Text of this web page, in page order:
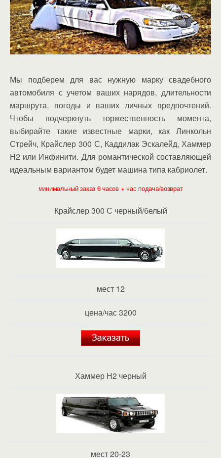
Мы подберем для вас нужную марку свадебного
автомобиля с учетом ваших нарядов, длительности
маршрута, погоды и ваших личных предпочтений.
Чтобы подчеркнуть торжественность момента,
выбирайте такие известные марки, как Линкольн
Стрейч, Крайслер 300 С, Каддилак Эскалейд, Хаммер
Н2 или Инфинити. Для романтической составляющей
идеальным вариантом будет машина типа кабриолет.
минимальный заказ 6 часов + час подача/возврат
Крайслер 300 С черный/белый
мест 12
цена/час 3200
Хаммер Н2 черный
мест 20-23